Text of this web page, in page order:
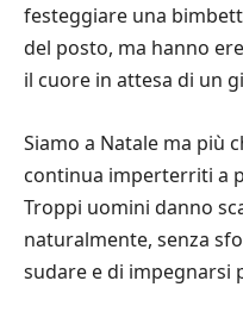
festeggiare una
del posto, ma hanno
il cuore in attesa di un
Siamo a Natale ma più
continua imperterriti a
Troppi uomini danno
naturalmente, senza
sudare e di impegnarsi